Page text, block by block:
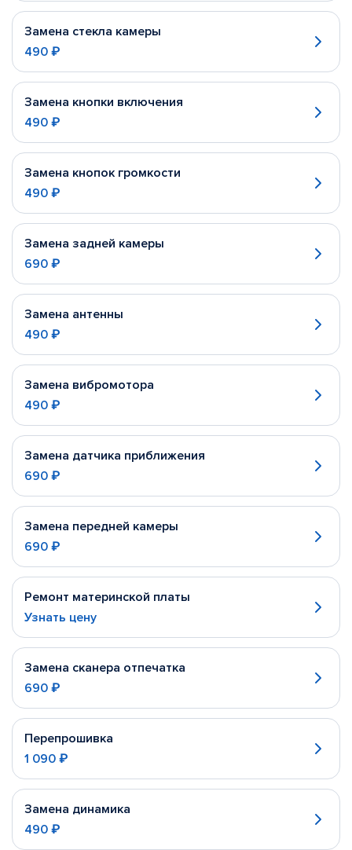
Замена стекла камеры
490 ₽
Замена кнопки включения
490 ₽
Замена кнопок громкости
490 ₽
Замена задней камеры
690 ₽
Замена антенны
490 ₽
Замена вибромотора
490 ₽
Замена датчика приближения
690 ₽
Замена передней камеры
690 ₽
Ремонт материнской платы
Узнать цену
Замена сканера отпечатка
690 ₽
Перепрошивка
1 090 ₽
Замена динамика
490 ₽